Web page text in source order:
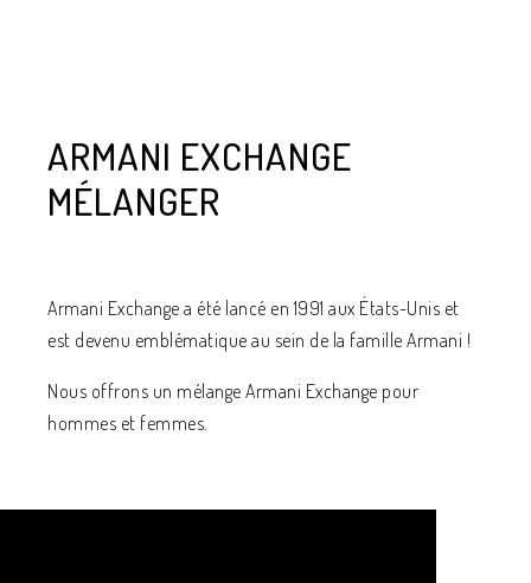
ARMANI EXCHANGE
MÉLANGER
Armani Exchange a été lancé en 1991 aux États-Unis et
est devenu emblématique au sein de la famille Armani !
Nous offrons un mélange Armani Exchange pour
hommes et femmes.